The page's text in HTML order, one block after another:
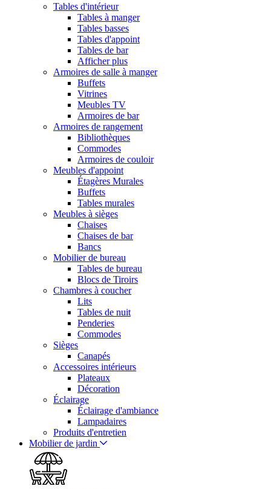
Tables d'intérieur
Tables à manger
Tables basses
Tables d'appoint
Tables de bar
Afficher plus
Armoires de salle à manger
Buffets
Vitrines
Meubles TV
Armoires de bar
Armoires de rangement
Bibliothèques
Commodes
Armoires de couloir
Meubles d'appoint
Étagères Murales
Buffets
Tables murales
Meubles à sièges
Chaises
Chaises de bar
Bancs
Mobilier de bureau
Tables de bureau
Blocs de Tiroirs
Chambres à coucher
Lits
Tables de nuit
Penderies
Commodes
Sièges
Canapés
Accessoires intérieurs
Plateaux
Décoration
Éclairage
Éclairage d'ambiance
Lampadaires
Produits d'entretien
Mobilier de jardin